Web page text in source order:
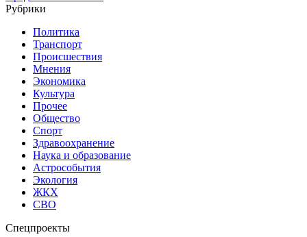
Рубрики
Политика
Транспорт
Происшествия
Мнения
Экономика
Культура
Прочее
Общество
Спорт
Здравоохранение
Наука и образование
Астрособытия
Экология
ЖКХ
СВО
Спецпроекты